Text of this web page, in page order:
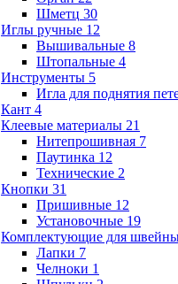
Шметц 30
Иглы ручные 12
Вышивальные 8
Штопальные 4
Инструменты 5
Игла для поднятия
Кант 4
Клеевые материалы 21
Нитепрошивная 7
Паутинка 12
Технические 2
Кнопки 31
Пришивные 12
Установочные 19
Комплектующие для
Лапки 7
Челноки 1